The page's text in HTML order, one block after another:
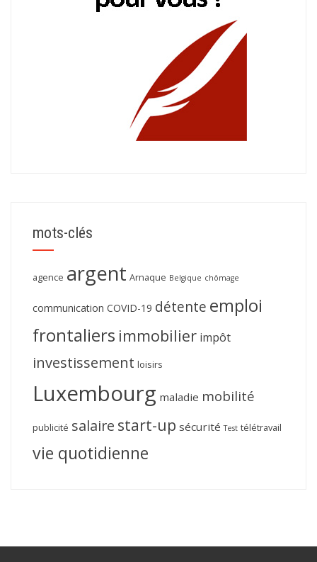
mots-clés
agence argent Arnaque Belgique chômage
communication COVID-19 détente emploi
frontaliers immobilier impôt
investissement loisirs
Luxembourg maladie mobilité
publicité salaire start-up sécurité Test télétravail
vie quotidienne